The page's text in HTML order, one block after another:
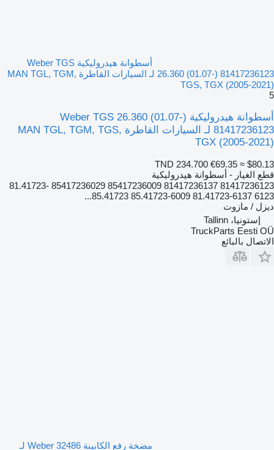
أسطوانة هيدروليكية Weber TGS
26.360 (01.07-) 81417236123 لـ السيارات القاطرة MAN TGL, TGM,
TGS, TGX (2005-2021)
5
أسطوانة هيدروليكية Weber TGS 26.360 (01.07-)
81417236123 لـ السيارات القاطرة MAN TGL, TGM, TGS,
TGX (2005-2021)
TND 234.700 €69.35 ≈ $80.13
قطع الغيار - أسطوانة هيدروليكية
81417236123 81417236137 85417236009 85417236029 81.41723-
6123 81.41723-6137 85.41723-6009 85.41723...
ديزل / مازوت
إستونيا، Tallinn
TruckParts Eesti OÜ
الاتصال بالبائع
مضخة رفع الكابينة Weber 32486 لـ